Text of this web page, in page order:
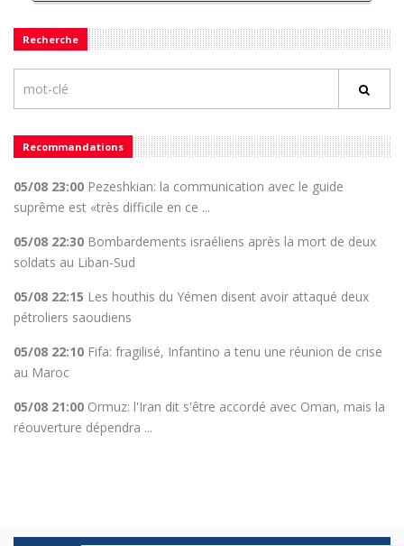
Recherche
Recommandations
05/08 23:00 Pezeshkian: la communication avec le guide
suprême est «très difficile en ce ...
05/08 22:30 Bombardements israéliens après la mort de deux
soldats au Liban-Sud
05/08 22:15 Les houthis du Yémen disent avoir attaqué deux
pétroliers saoudiens
05/08 22:10 Fifa: fragilisé, Infantino a tenu une réunion de crise
au Maroc
05/08 21:00 Ormuz: l'Iran dit s'être accordé avec Oman, mais la
réouverture dépendra ...